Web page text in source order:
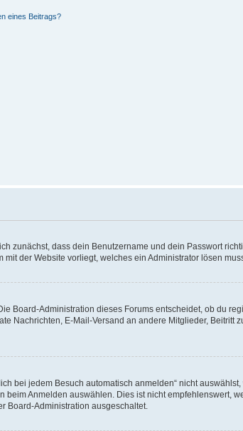
eines Beitrags?
zunächst, dass dein Benutzername und dein Passwort
der Website vorliegt, welches ein Administrator lösen
Board-Administration dieses Forums entscheidet, ob du
Nachrichten, E-Mail-Versand an andere Mitglieder,
bei jedem Besuch automatisch anmelden“ nicht
beim Anmelden auswählen. Dies ist nicht empfehlenswert,
Board-Administration ausgeschaltet.